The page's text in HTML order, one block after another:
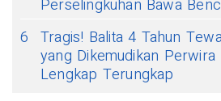
Perselingkuhan Bawa
6 Tragis! Balita 4 Tahun
yang Dikemudikan
Lengkap Terungkap